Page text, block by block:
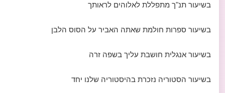
בשיעור תנ"ך מתפללת לאלוהים לראותך
בשיעור ספרות חולמת שאתה האביר על הסוס הלבן
בשיעור אנגלית חושבת עליך בשפה זרה
בשיעור הסטוריה נזכרת בהיסטוריה שלנו יחד